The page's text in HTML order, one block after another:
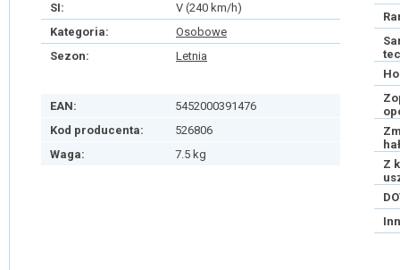
SI:
V (240 km/h)
Kategoria:
Osobowe
Sezon:
Letnia
EAN:
5452000391476
Kod producenta:
526806
Waga:
7.5 kg
Z